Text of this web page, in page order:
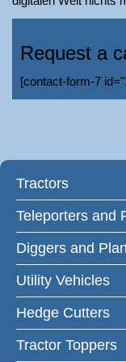
Request a
[contact-form-7
Tractors
Teleporters and
Diggers and
Utility Vehicles
Hedge Cutters
Tractor Toppers